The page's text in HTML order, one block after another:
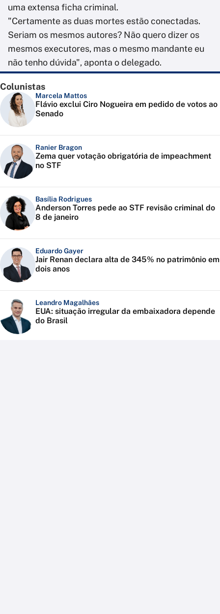
uma extensa ficha criminal.
"Certamente as duas mortes estão conectadas.
Seriam os mesmos autores? Não quero dizer os
mesmos executores, mas o mesmo mandante eu
não tenho dúvida", aponta o delegado.
Colunistas
Marcela Mattos
Flávio exclui Ciro Nogueira em pedido de votos ao
Senado
Ranier Bragon
Zema quer votação obrigatória de impeachment
no STF
Basília Rodrigues
Anderson Torres pede ao STF revisão criminal do
8 de janeiro
Eduardo Gayer
Jair Renan declara alta de 345% no patrimônio em
dois anos
Leandro Magalhães
EUA: situação irregular da embaixadora depende
do Brasil